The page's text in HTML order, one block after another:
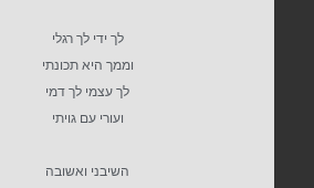
לך ידי לך רגלי
וממך היא תכונתי
לך עצמי לך דמי
ועורי עם גויתי
השיבני ואשובה